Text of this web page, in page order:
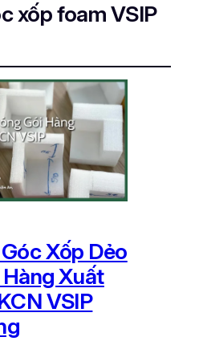
xốp foam VSIP
Xốp Dẻo
Xuất
VSIP